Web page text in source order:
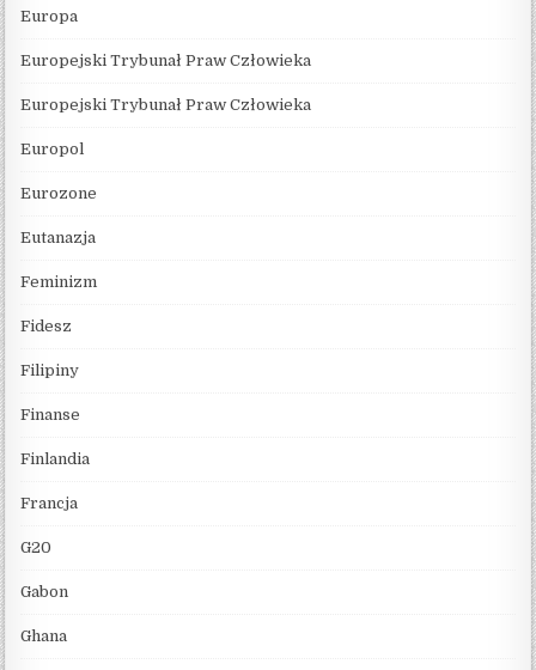
Europa
Europejski Trybunał Praw Człowieka
Europejski Trybunał Praw Człowieka
Europol
Eurozone
Eutanazja
Feminizm
Fidesz
Filipiny
Finanse
Finlandia
Francja
G20
Gabon
Ghana